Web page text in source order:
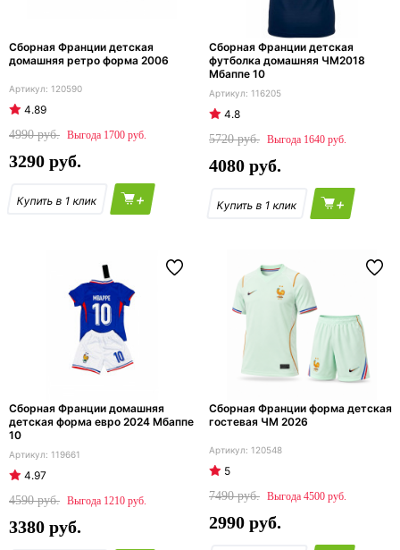
Сборная Франции детская
домашняя ретро форма 2006
120590
4.89
4990
1700
3290
+
Сборная Франции детская
футболка домашняя ЧМ2018
Мбаппе 10
116205
4.8
5720
1640
4080
+
Сборная Франции домашняя
детская форма евро 2024 Мбаппе
10
119661
4.97
4590
1210
3380
Сборная Франции форма детская
гостевая ЧМ 2026
120548
5
7490
4500
2990